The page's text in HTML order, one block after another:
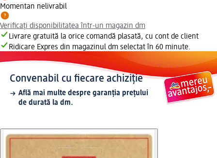
Momentan nelivrabil
Verificați disponibilitatea într-un magazin dm
Livrare gratuită la orice comandă plasată, cu cont de client
Ridicare Expres din magazinul dm selectat în 60 minute.
Convenabil cu fiecare achiziție
Află mai multe despre garanția prețului
de durată la dm.